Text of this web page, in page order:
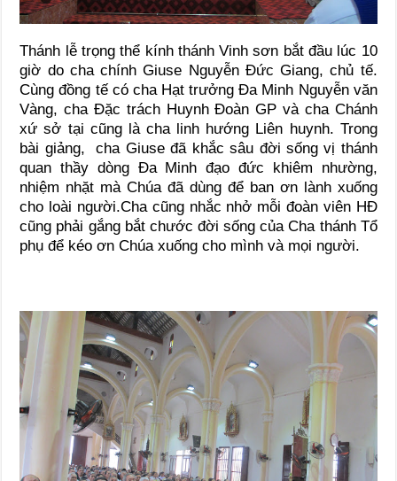
Thánh lễ trọng thể kính thánh Vinh sơn bắt đầu lúc 10
giờ do cha chính Giuse Nguyễn Đức Giang, chủ tế.
Cùng đồng tế có cha Hạt trưởng Đa Minh Nguyễn văn
Vàng, cha Đặc trách Huynh Đoàn GP và cha Chánh
xứ sở tại cũng là cha linh hướng Liên huynh. Trong
bài giảng, cha Giuse đã khắc sâu đời sống vị thánh
quan thầy dòng Đa Minh đạo đức khiêm nhường,
nhiệm nhặt mà Chúa đã dùng để ban ơn lành xuống
cho loài người.Cha cũng nhắc nhở mỗi đoàn viên HĐ
cũng phải gắng bắt chước đời sống của Cha thánh Tổ
phụ để kéo ơn Chúa xuống cho mình và mọi người.